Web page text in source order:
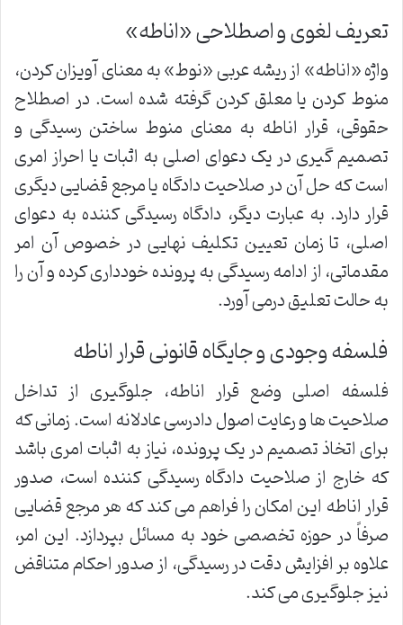
تعریف لغوی و اصطلاحی «اناطه»
واژه «اناطه» از ریشه عربی «نوط» به معنای آویزان کردن،
منوط کردن یا معلق کردن گرفته شده است. در اصطلاح
حقوقی، قرار اناطه به معنای منوط ساختن رسیدگی و
تصمیم گیری در یک دعوای اصلی به اثبات یا احراز امری
است که حل آن در صلاحیت دادگاه یا مرجع قضایی دیگری
قرار دارد. به عبارت دیگر، دادگاه رسیدگی کننده به دعوای
اصلی، تا زمان تعیین تکلیف نهایی در خصوص آن امر
مقدماتی، از ادامه رسیدگی به پرونده خودداری کرده و آن را
به حالت تعلیق درمی آورد.
فلسفه وجودی و جایگاه قانونی قرار اناطه
فلسفه اصلی وضع قرار اناطه، جلوگیری از تداخل
صلاحیت ها و رعایت اصول دادرسی عادلانه است. زمانی که
برای اتخاذ تصمیم در یک پرونده، نیاز به اثبات امری باشد
که خارج از صلاحیت دادگاه رسیدگی کننده است، صدور
قرار اناطه این امکان را فراهم می کند که هر مرجع قضایی
صرفاً در حوزه تخصصی خود به مسائل بپردازد. این امر،
علاوه بر افزایش دقت در رسیدگی، از صدور احکام متناقض
نیز جلوگیری می کند.